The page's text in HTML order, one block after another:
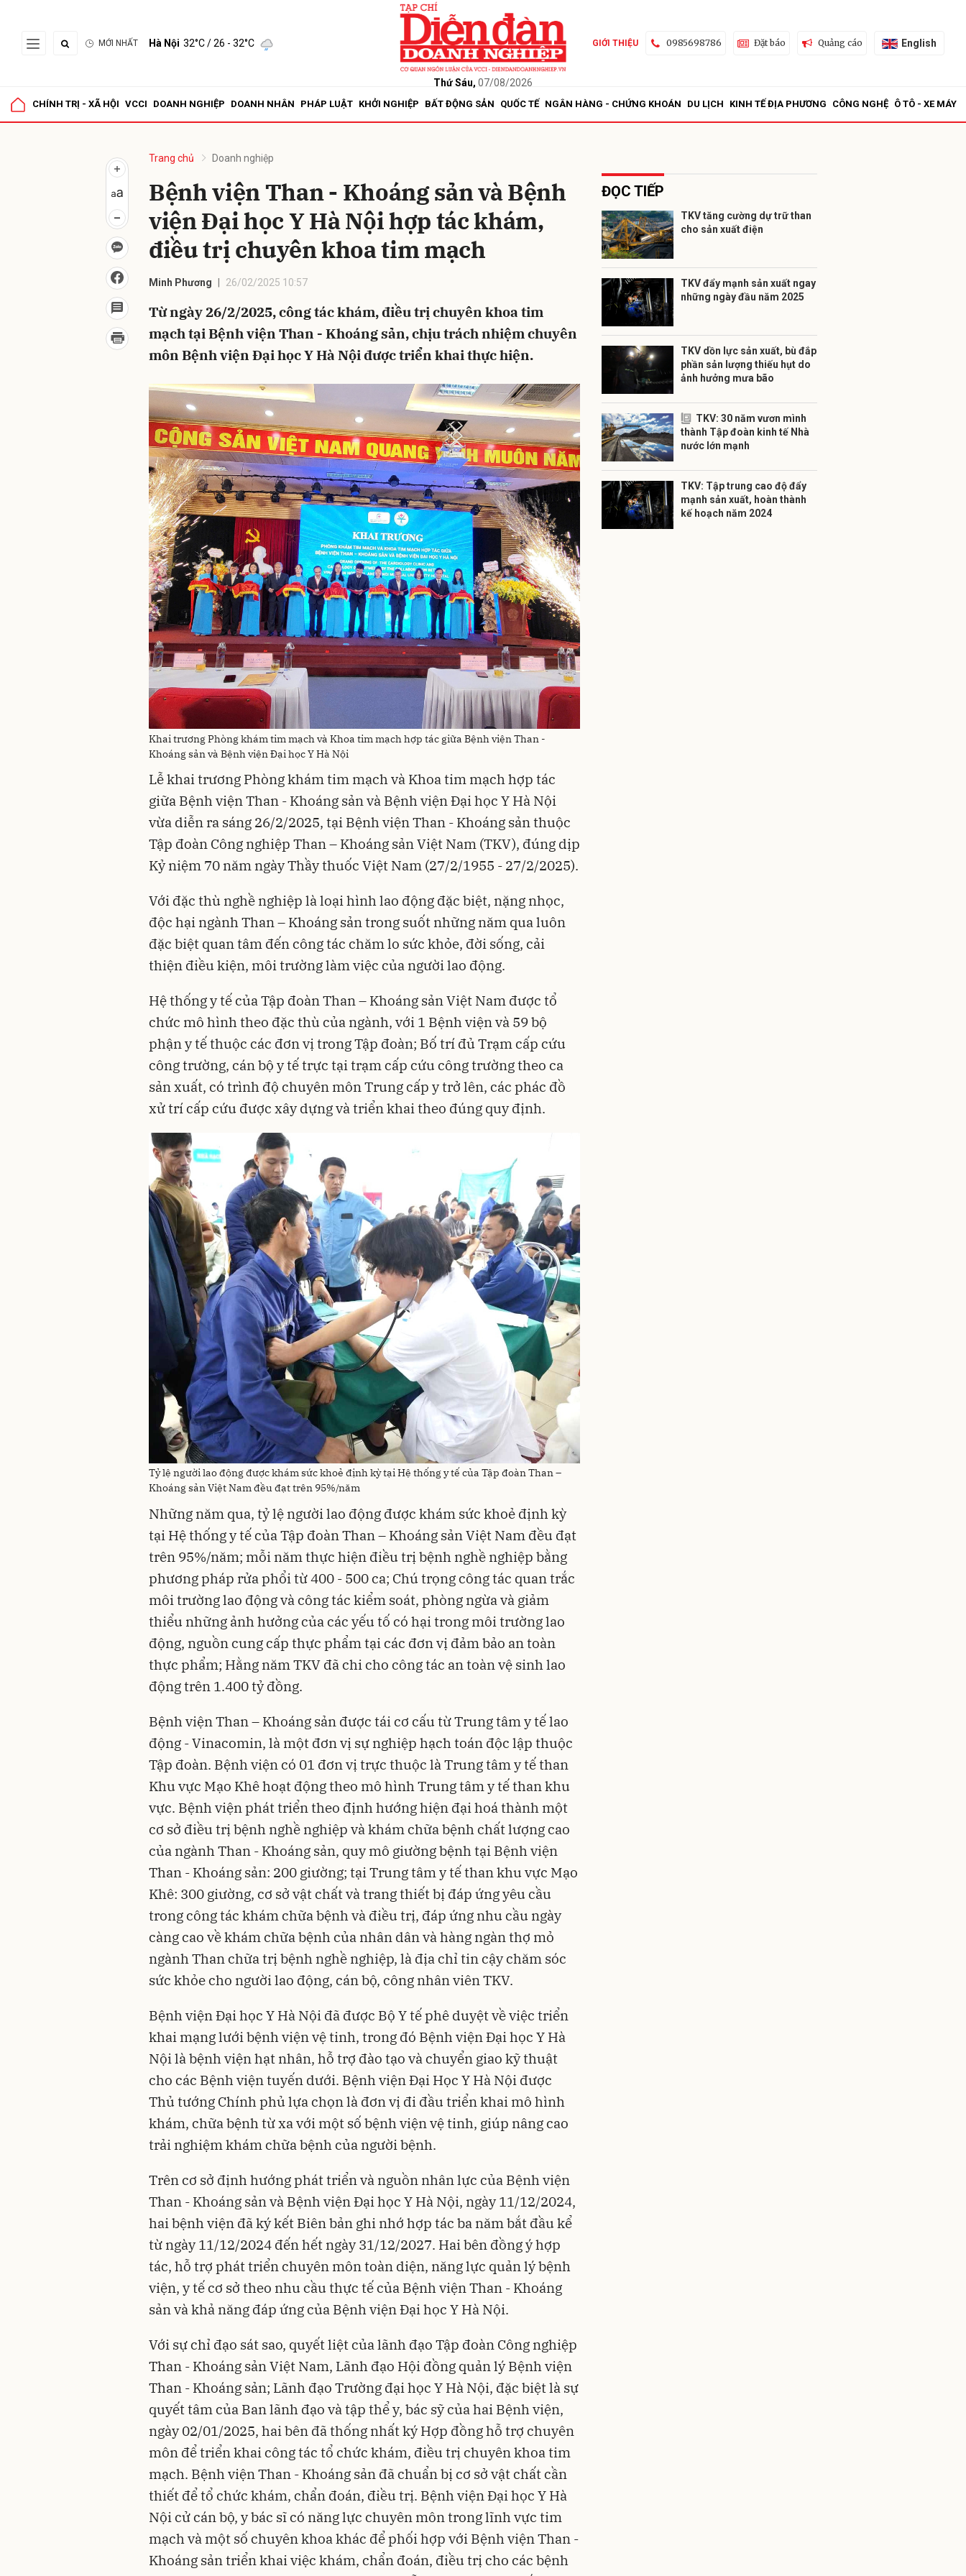
MỚI NHẤT Hà Nội 32°C/ 26 - 32°C
Thứ Sáu, 07/08/2026
GIỚI THIỆU 0985698786 Đặt báo Quảng cáo English
CHÍNH TRỊ - XÃ HỘI VCCI DOANH NGHIỆP DOANH NHÂN PHÁP LUẬT KHỞI NGHIỆP BẤT ĐỘNG SẢN QUỐC TẾ NGÂN HÀNG - CHỨNG KHOÁN DU LỊCH KINH TẾ ĐỊA PHƯƠNG CÔNG NGHỆ Ô TÔ - XE MÁY
Trang chủ Doanh nghiệp
Bệnh viện Than - Khoáng sản và Bệnh
viện Đại học Y Hà Nội hợp tác khám,
điều trị chuyên khoa tim mạch
Minh Phương 26/02/2025 10:57
Từ ngày 26/2/2025, công tác khám, điều trị chuyên khoa tim
mạch tại Bệnh viện Than - Khoáng sản, chịu trách nhiệm chuyên
môn Bệnh viện Đại học Y Hà Nội được triển khai thực hiện.
Khai trương Phòng khám tim mạch và Khoa tim mạch hợp tác giữa Bệnh viện Than -
Khoáng sản và Bệnh viện Đại học Y Hà Nội
Lễ khai trương Phòng khám tim mạch và Khoa tim mạch hợp tác
giữa Bệnh viện Than - Khoáng sản và Bệnh viện Đại học Y Hà Nội
vừa diễn ra sáng 26/2/2025, tại Bệnh viện Than - Khoáng sản thuộc
Tập đoàn Công nghiệp Than – Khoáng sản Việt Nam (TKV), đúng dịp
Kỷ niệm 70 năm ngày Thầy thuốc Việt Nam (27/2/1955 - 27/2/2025).
Với đặc thù nghề nghiệp là loại hình lao động đặc biệt, nặng nhọc,
độc hại ngành Than – Khoáng sản trong suốt những năm qua luôn
đặc biệt quan tâm đến công tác chăm lo sức khỏe, đời sống, cải
thiện điều kiện, môi trường làm việc của người lao động.
Hệ thống y tế của Tập đoàn Than – Khoáng sản Việt Nam được tổ
chức mô hình theo đặc thù của ngành, với 1 Bệnh viện và 59 bộ
phận y tế thuộc các đơn vị trong Tập đoàn; Bố trí đủ Trạm cấp cứu
công trường, cán bộ y tế trực tại trạm cấp cứu công trường theo ca
sản xuất, có trình độ chuyên môn Trung cấp y trở lên, các phác đồ
xử trí cấp cứu được xây dựng và triển khai theo đúng quy định.
Tỷ lệ người lao động được khám sức khoẻ định kỳ tại Hệ thống y tế của Tập đoàn Than –
Khoáng sản Việt Nam đều đạt trên 95%/năm
Những năm qua, tỷ lệ người lao động được khám sức khoẻ định kỳ
tại Hệ thống y tế của Tập đoàn Than – Khoáng sản Việt Nam đều đạt
trên 95%/năm; mỗi năm thực hiện điều trị bệnh nghề nghiệp bằng
phương pháp rửa phổi từ 400 - 500 ca; Chú trọng công tác quan trắc
môi trường lao động và công tác kiểm soát, phòng ngừa và giảm
thiểu những ảnh hưởng của các yếu tố có hại trong môi trường lao
động, nguồn cung cấp thực phẩm tại các đơn vị đảm bảo an toàn
thực phẩm; Hằng năm TKV đã chi cho công tác an toàn vệ sinh lao
động trên 1.400 tỷ đồng.
Bệnh viện Than – Khoáng sản được tái cơ cấu từ Trung tâm y tế lao
động - Vinacomin, là một đơn vị sự nghiệp hạch toán độc lập thuộc
Tập đoàn. Bệnh viện có 01 đơn vị trực thuộc là Trung tâm y tế than
Khu vực Mạo Khê hoạt động theo mô hình Trung tâm y tế than khu
vực. Bệnh viện phát triển theo định hướng hiện đại hoá thành một
cơ sở điều trị bệnh nghề nghiệp và khám chữa bệnh chất lượng cao
của ngành Than - Khoáng sản, quy mô giường bệnh tại Bệnh viện
Than - Khoáng sản: 200 giường; tại Trung tâm y tế than khu vực Mạo
Khê: 300 giường, cơ sở vật chất và trang thiết bị đáp ứng yêu cầu
trong công tác khám chữa bệnh và điều trị, đáp ứng nhu cầu ngày
càng cao về khám chữa bệnh của nhân dân và hàng ngàn thợ mỏ
ngành Than chữa trị bệnh nghề nghiệp, là địa chỉ tin cậy chăm sóc
sức khỏe cho người lao động, cán bộ, công nhân viên TKV.
Bệnh viện Đại học Y Hà Nội đã được Bộ Y tế phê duyệt về việc triển
khai mạng lưới bệnh viện vệ tinh, trong đó Bệnh viện Đại học Y Hà
Nội là bệnh viện hạt nhân, hỗ trợ đào tạo và chuyển giao kỹ thuật
cho các Bệnh viện tuyến dưới. Bệnh viện Đại Học Y Hà Nội được
Thủ tướng Chính phủ lựa chọn là đơn vị đi đầu triển khai mô hình
khám, chữa bệnh từ xa với một số bệnh viện vệ tinh, giúp nâng cao
trải nghiệm khám chữa bệnh của người bệnh.
Trên cơ sở định hướng phát triển và nguồn nhân lực của Bệnh viện
Than - Khoáng sản và Bệnh viện Đại học Y Hà Nội, ngày 11/12/2024,
hai bệnh viện đã ký kết Biên bản ghi nhớ hợp tác ba năm bắt đầu kể
từ ngày 11/12/2024 đến hết ngày 31/12/2027. Hai bên đồng ý hợp
tác, hỗ trợ phát triển chuyên môn toàn diện, năng lực quản lý bệnh
viện, y tế cơ sở theo nhu cầu thực tế của Bệnh viện Than - Khoáng
sản và khả năng đáp ứng của Bệnh viện Đại học Y Hà Nội.
Với sự chỉ đạo sát sao, quyết liệt của lãnh đạo Tập đoàn Công nghiệp
Than - Khoáng sản Việt Nam, Lãnh đạo Hội đồng quản lý Bệnh viện
Than - Khoáng sản; Lãnh đạo Trường đại học Y Hà Nội, đặc biệt là sự
quyết tâm của Ban lãnh đạo và tập thể y, bác sỹ của hai Bệnh viện,
ngày 02/01/2025, hai bên đã thống nhất ký Hợp đồng hỗ trợ chuyên
môn để triển khai công tác tổ chức khám, điều trị chuyên khoa tim
mạch. Bệnh viện Than - Khoáng sản đã chuẩn bị cơ sở vật chất cần
thiết để tổ chức khám, chẩn đoán, điều trị. Bệnh viện Đại học Y Hà
Nội cử cán bộ, y bác sĩ có năng lực chuyên môn trong lĩnh vực tim
mạch và một số chuyên khoa khác để phối hợp với Bệnh viện Than -
Khoáng sản triển khai việc khám, chẩn đoán, điều trị cho các bệnh
ĐỌC TIẾP
TKV tăng cường dự trữ than
cho sản xuất điện
TKV đẩy mạnh sản xuất ngay
những ngày đầu năm 2025
TKV dồn lực sản xuất, bù đắp
phần sản lượng thiếu hụt do
ảnh hưởng mưa bão
TKV: 30 năm vươn mình
thành Tập đoàn kinh tế Nhà
nước lớn mạnh
TKV: Tập trung cao độ đẩy
mạnh sản xuất, hoàn thành
kế hoạch năm 2024
Gửi